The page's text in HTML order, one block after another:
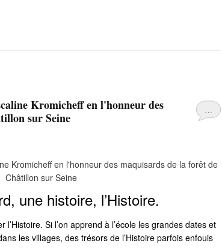
…
Kromicheff en l'honneur des
sur Seine
une histoire, l’Histoire.
Si l’on apprend à l’école les grandes dates et
les villages, des trésors de l’Histoire parfois enfouis